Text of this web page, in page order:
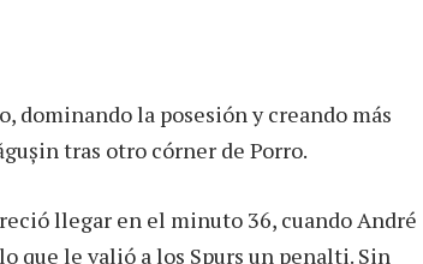
dominando la posesión y creando más
tras otro córner de Porro.
llegar en el minuto 36, cuando André
que le valió a los Spurs un penalti. Sin